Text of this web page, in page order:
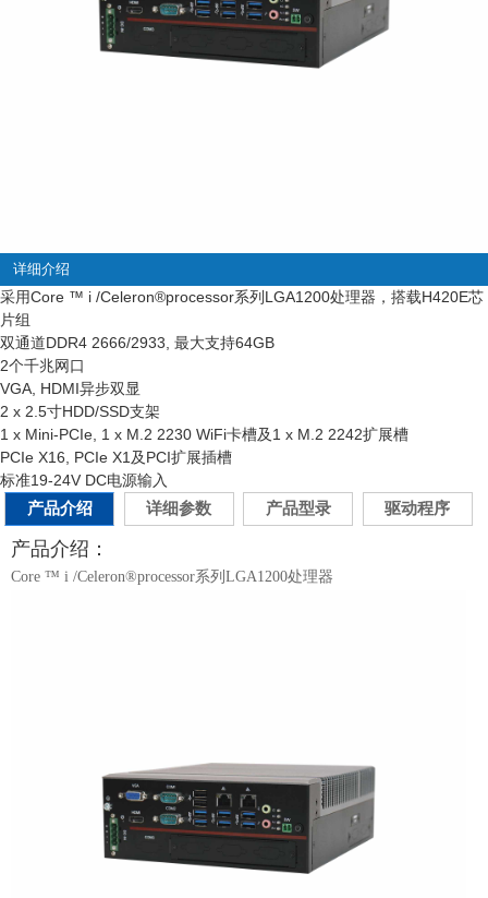
详细介绍
采用Core ™ i /Celeron®processor系列LGA1200处理器，搭载H420E芯
片组
双通道DDR4 2666/2933, 最大支持64GB
2个千兆网口
VGA, HDMI异步双显
2 x 2.5寸HDD/SSD支架
1 x Mini-PCIe, 1 x M.2 2230 WiFi卡槽及1 x M.2 2242扩展槽
PCIe X16, PCIe X1及PCI扩展插槽
标准19-24V DC电源输入
产品介绍
详细参数 产品型录 驱动程序
产品介绍：
Core ™ i /Celeron®processor系列LGA1200处理器